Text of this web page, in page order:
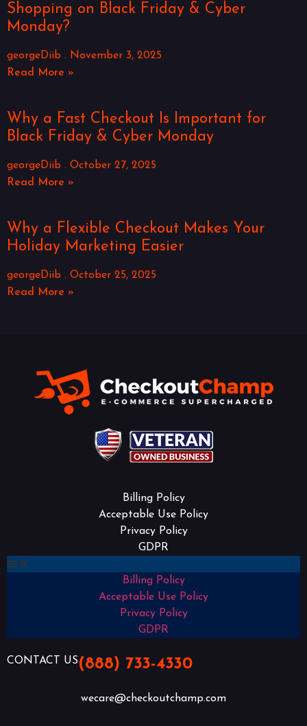
Shopping on Black Friday & Cyber
Monday?
georgeDiib
November 3, 2025
Read More »
Why a Fast Checkout Is Important for
Black Friday & Cyber Monday
georgeDiib
October 27, 2025
Read More »
Why a Flexible Checkout Makes Your
Holiday Marketing Easier
georgeDiib
October 25, 2025
Read More »
Billing Policy
Acceptable Use Policy
Privacy Policy
GDPR
Billing Policy
Acceptable Use Policy
Privacy Policy
GDPR
CONTACT US(888) 733-4330
wecare@checkoutchamp.com